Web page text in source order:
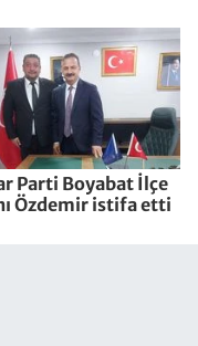
Parti Boyabat İlçe
Özdemir istifa etti